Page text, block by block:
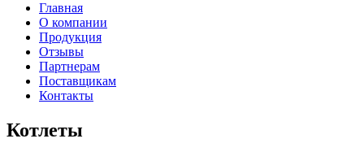
Главная
О компании
Продукция
Отзывы
Партнерам
Поставщикам
Контакты
Котлеты